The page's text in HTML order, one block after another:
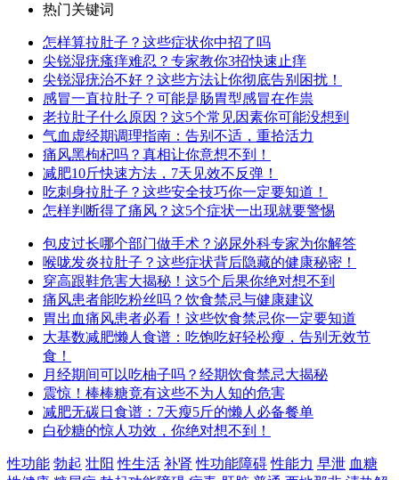
热门关键词
怎样算拉肚子？这些症状你中招了吗
尖锐湿疣瘙痒难忍？专家教你3招快速止痒
尖锐湿疣治不好？这些方法让你彻底告别困扰！
感冒一直拉肚子？可能是肠胃型感冒在作祟
老拉肚子什么原因？这5个常见因素你可能没想到
气血虚经期调理指南：告别不适，重拾活力
痛风黑枸杞吗？真相让你意想不到！
减肥10斤快速方法，7天见效不反弹！
吃刺身拉肚子？这些安全技巧你一定要知道！
怎样判断得了痛风？这5个症状一出现就要警惕
包皮过长哪个部门做手术？泌尿外科专家为你解答
喉咙发炎拉肚子？这些症状背后隐藏的健康秘密！
穿高跟鞋危害大揭秘！这5个后果你绝对想不到
痛风患者能吃粉丝吗？饮食禁忌与健康建议
胃出血痛风患者必看！这些饮食禁忌你一定要知道
大基数减肥懒人食谱：吃饱吃好轻松瘦，告别无效节
食！
月经期间可以吃柚子吗？经期饮食禁忌大揭秘
震惊！棒棒糖竟有这些不为人知的危害
减肥无碳日食谱：7天瘦5斤的懒人必备餐单
白砂糖的惊人功效，你绝对想不到！
性功能 勃起 壮阳 性生活 补肾 性功能障碍 性能力 早泄 血糖